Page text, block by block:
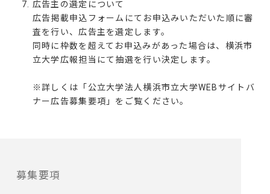
広告主の選定について
広告掲載申込フォームにてお申込みいただいた順に審
査を行い、広告主を選定します。
同時に枠数を超えてお申込みがあった場合は、横浜市
立大学広報担当にて抽選を行い決定します。
※詳しくは「公立大学法人横浜市立大学WEBサイトバ
ナー広告募集要項」をご覧ください。
募集要項